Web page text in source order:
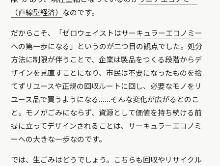
（直線型経済） なのです。
だからこそ、「ゼロウェイストはサーキュラーエコノミー
への第一歩になる」というのが二つ目の観点でした。処分
方法に制限が伴うことで、企業は製品をつくる段階からデ
ザインを見直すことになり、市民は不要になったものを捨
てずリユースや正規の回収ルートに回し、必要なモノをリ
ユース品で買うようになる……そんな変化が広がるとのこ
と。モノがごみにならず、資源として価値を持ち続ける前
提に立ってデザインされることは、サーキュラーエコノミ
ーへの大きな一歩なのです。
では、生ごみはどうでしょう。こちらも回収やリサイクル